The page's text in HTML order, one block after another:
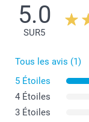
5.0
SUR5
Tous les avis (1)
5 Étoiles
4 Étoiles
3 Étoiles